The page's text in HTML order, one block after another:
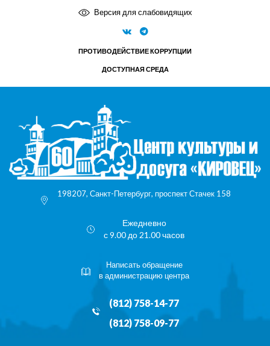
Версия для слабовидящих
ПРОТИВОДЕЙСТВИЕ КОРРУПЦИИ
ДОСТУПНАЯ СРЕДА
198207, Санкт-Петербург, проспект Стачек 158
Ежедневно
с 9.00 до 21.00 часов
Написать обращение
в администрацию центра
(812) 758-14-77
(812) 758-09-77